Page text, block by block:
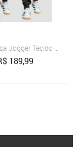
Confortavél
Jogger Tecido
189,99